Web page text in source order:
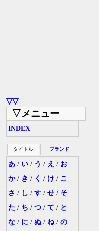
▽▽
▽メニュー
INDEX
タイトル ブランド
あ / い / う / え / お
か/ き / く / け / こ
さ / し / す / せ / そ
た / ち / つ / て / と
な / に / ぬ / ね / の